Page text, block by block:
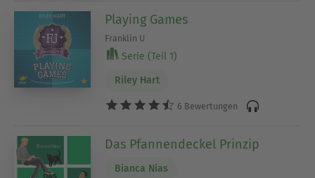
Playing Games
Franklin U
Serie (Teil 1)
Riley Hart
6 Bewertungen
Das Pfannendeckel Prinzip
Bianca Nias